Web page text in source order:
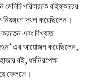
পরিবারকে বহিষ্কারের
নিয়ন্ত্রণ দখল করেছিলেন।
করতেন এবং বিখ্যাত
এর আয়োজন করেছিলেন,
বই, ধর্মনিরপেক্ষ
ফেলতে।